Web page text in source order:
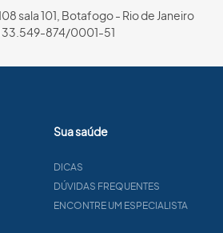
sala 101, Botafogo - Rio de Janeiro
33.549-874/0001-51
Sua saúde
DICAS
DÚVIDAS FREQUENTES
ENCONTRE UM ESPECIALISTA